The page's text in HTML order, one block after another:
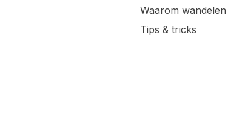
Waarom wandelen
Tips & tricks